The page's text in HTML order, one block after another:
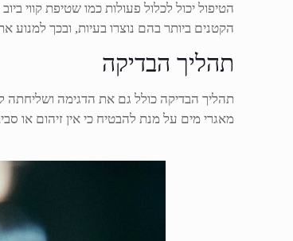
הטיפול יכול לכלול פעולות כמו שטיפת קווי
הקטנים ביותר בהם נוצרו בעיות, ובכך למנוע
תהליך הבדיקה
תהליך הבדיקה כולל גם את הדגימה
מאגרי מים על מנת להבטיח כי אין זיהום או